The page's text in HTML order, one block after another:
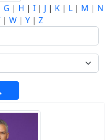
G | H | I | J | K | L | M | N
| W | Y | Z